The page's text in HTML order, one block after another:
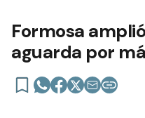
Formosa
aguarda por